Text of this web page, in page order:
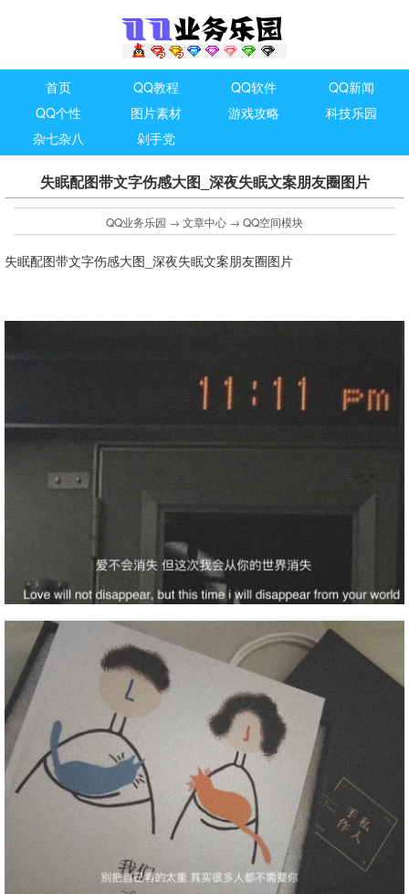
首页 QQ教程 QQ软件
QQ新闻
QQ个性
图片素材 游戏攻略
科技乐园
杂七杂八
剁手党
失眠配图带文字伤感大图_深夜失眠文案朋友圈图片
QQ业务乐园 → 文章中心 → QQ空间模块
失眠配图带文字伤感大图_深夜失眠文案朋友圈图片